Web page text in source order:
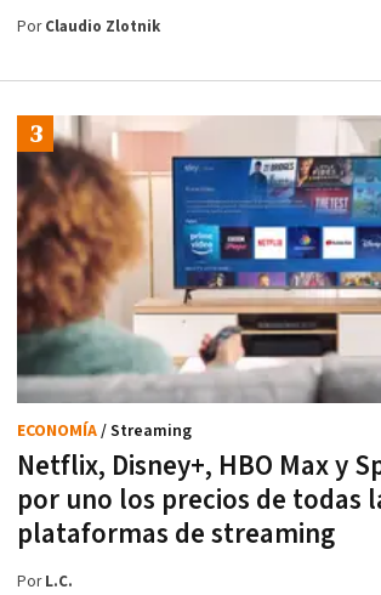
PorClaudio Zlotnik
Netflix, Disney+, HBO Max y
por uno los precios de todas
plataformas de streaming
ECONOMÍA/ Streaming
PorL.C.